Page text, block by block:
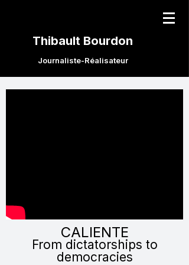
Thibault Bourdon
Journaliste-Réalisateur
CALIENTE
From dictatorships to
democracies